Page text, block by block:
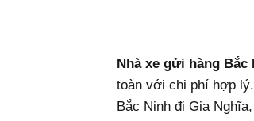
Nhà xe gửi hàng Bắc
toàn với chi phí hợp
Bắc Ninh đi Gia